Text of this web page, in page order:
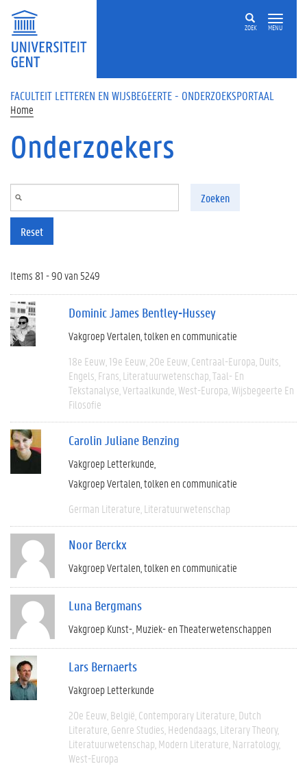
Overslaan en naar de inhoud gaan
ZOEK MENU
FACULTEIT LETTEREN EN WIJSBEGEERTE - ONDERZOEKSPORTAAL
Home
Onderzoekers
Zoeken
Reset
Items 81 - 90 van 5249
Dominic James Bentley-Hussey
Vakgroep Vertalen, tolken en communicatie
18e Eeuw 19e Eeuw 20e Eeuw Centraal-Europa Duits
Engels Frans Literatuurwetenschap Taal- En
Tekstanalyse Vertaalkunde West-Europa Wijsbegeerte En
Filosofie
Carolin Juliane Benzing
Vakgroep Letterkunde
Vakgroep Vertalen, tolken en communicatie
German Literature Literatuurwetenschap
Noor Berckx
Vakgroep Vertalen, tolken en communicatie
Luna Bergmans
Vakgroep Kunst-, Muziek- en Theaterwetenschappen
Lars Bernaerts
Vakgroep Letterkunde
20e Eeuw België Contemporary Literature Dutch
Literature Genre Studies Hedendaags Literary Theory
Literatuurwetenschap Modern Literature Narratology
West-Europa